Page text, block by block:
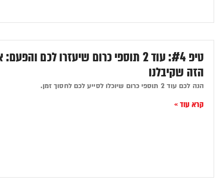
טיפ #4: עוד 2 תוספי כרום שיעזרו
הזה שקיבלנו
הנה לכם עוד 2 תוספי כרום שיוכלו לסייע לכם לחסוך זמן.
קרא עוד »